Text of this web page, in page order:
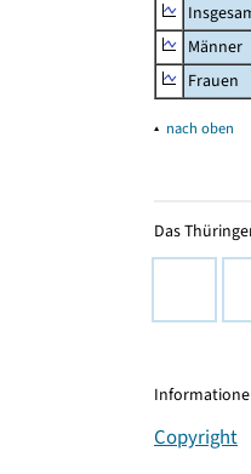
Männer
Frauen
▴ nach oben
Das
Copyright